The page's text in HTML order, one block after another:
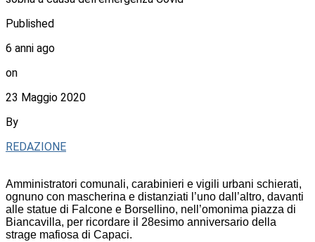
Published
6 anni ago
on
23 Maggio 2020
By
REDAZIONE
Amministratori comunali, carabinieri e vigili urbani schierati,
ognuno con mascherina e distanziati l’uno dall’altro, davanti
alle statue di Falcone e Borsellino, nell’omonima piazza di
Biancavilla, per ricordare il 28esimo anniversario della
strage mafiosa di Capaci.